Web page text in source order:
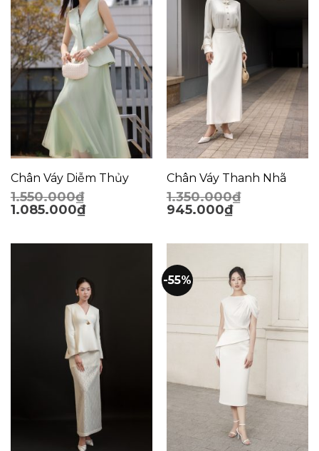
Chân Váy Diễm Thủy
1.550.000₫
1.085.000₫
Chân Váy Thanh Nhã
1.350.000₫
945.000₫
-55%